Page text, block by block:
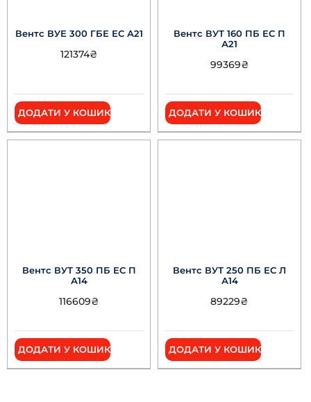
Вентс ВУЕ 300 ГБЕ ЕС А21
121374₴
ДОДАТИ У КОШИК
Вентс ВУТ 160 ПБ ЕС П
А21
99369₴
ДОДАТИ У КОШИК
Вентс ВУТ 350 ПБ ЕС П
А14
116609₴
ДОДАТИ У КОШИК
Вентс ВУТ 250 ПБ ЕС Л
А14
89229₴
ДОДАТИ У КОШИК